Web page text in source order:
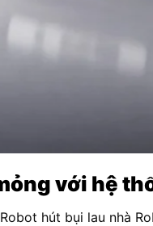
với hệ
hút bụi lau nhà